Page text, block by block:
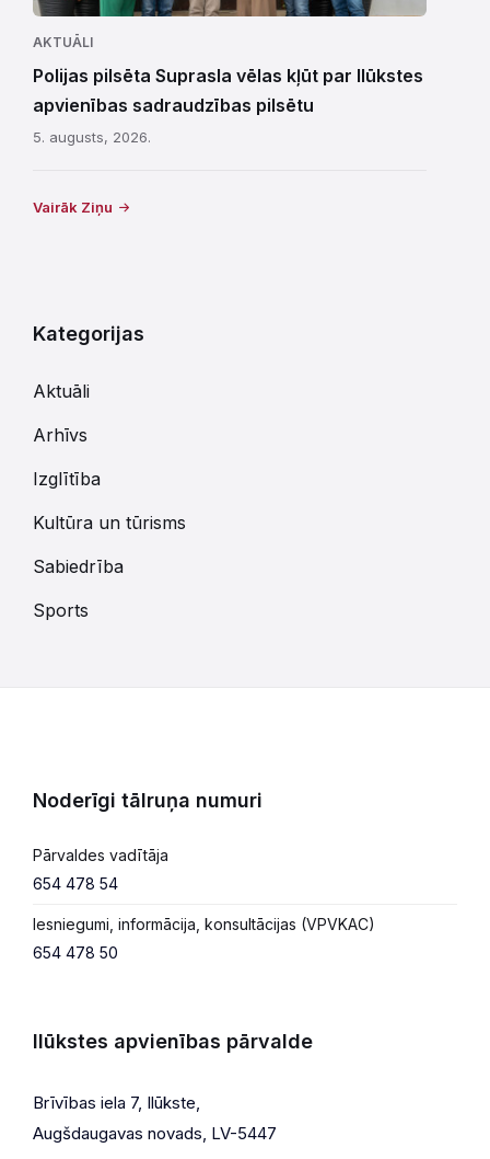
AKTUĀLI
Polijas pilsēta Suprasla vēlas kļūt par Ilūkstes
apvienības sadraudzības pilsētu
5. augusts, 2026.
Vairāk Ziņu
Kategorijas
Aktuāli
Arhīvs
Izglītība
Kultūra un tūrisms
Sabiedrība
Sports
Noderīgi tālruņa numuri
Pārvaldes vadītāja
654 478 54
Iesniegumi, informācija, konsultācijas (VPVKAC)
654 478 50
Ilūkstes apvienības pārvalde
Brīvības iela 7, Ilūkste,
Augšdaugavas novads, LV-5447